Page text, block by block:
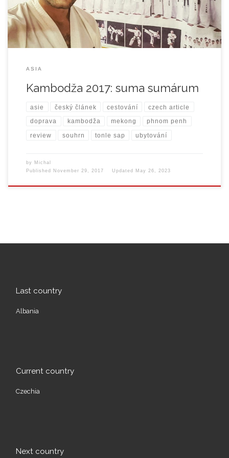
jídlo i cestování se jedná o krásnou […]
ASIA
Kambodža 2017: suma sumárum
asie český článek cestování czech article
doprava kambodža mekong phnom penh
review souhrn tonle sap ubytování
by Michal
Published
November 29, 2017 Updated May 26, 2023
Last country
Albania
Current country
Czechia
Next country